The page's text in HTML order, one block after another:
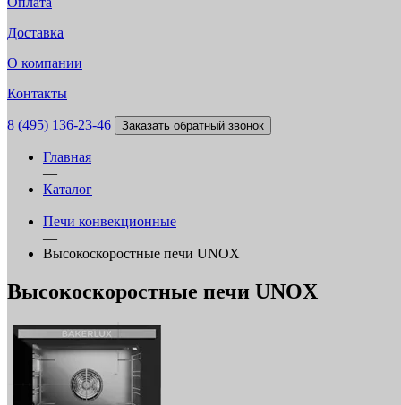
Доставка
О компании
Контакты
8 (495) 136-23-46 Заказать обратный звонок
Главная
—
Каталог
—
Печи конвекционные
—
Высокоскоростные печи UNOX
Высокоскоростные печи UNOX